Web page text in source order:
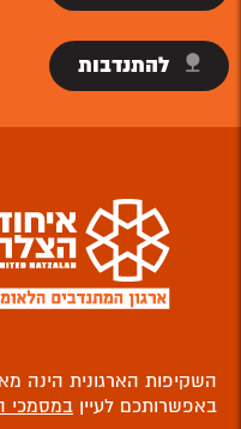
להתנדבות
השקיפות הארגונית הינה
באפשרותכם לעיין במסמכי